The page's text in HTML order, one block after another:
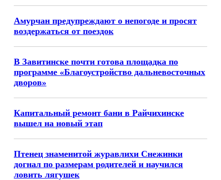
Амурчан предупреждают о непогоде и просят
воздержаться от поездок
В Завитинске почти готова площадка по
программе «Благоустройство дальневосточных
дворов»
Капитальный ремонт бани в Райчихинске
вышел на новый этап
Птенец знаменитой журавлихи Снежинки
догнал по размерам родителей и научился
ловить лягушек